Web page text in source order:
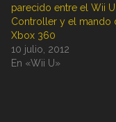
parecido entre el Wii
Controller y el mando
Xbox 360
10 julio, 2012
En «Wii U»